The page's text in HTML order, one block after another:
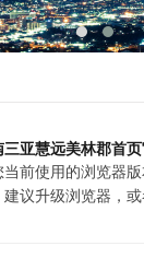
前使用的浏览器
建议升级浏览器，